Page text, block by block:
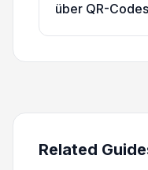
über QR-
Related